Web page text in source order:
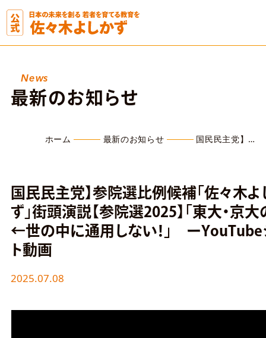
News
最新のお知らせ
ホーム 最新のお知らせ 国民民主党】…
国民民主党】参院選比例候補「佐々木よ
ず」街頭演説【参院選2025】「東大・京
←世の中に通用しない！」 ーYouTube
ト動画
2025.07.08